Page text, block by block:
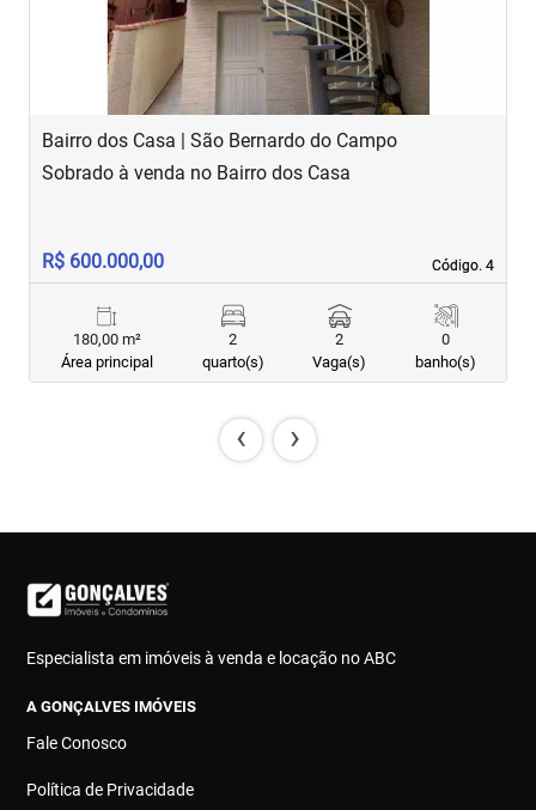
Bairro dos Casa | São Bernardo do Campo
Código. 4
Código. 4
Sobrado à venda no Bairro dos Casa
R$ 600.000,00
180,00 m²
Área principal
2
quarto(s)
2
Vaga(s)
0
banho(s)
‹ ›
Especialista em imóveis à venda e locação no ABC
A GONÇALVES IMÓVEIS
Fale Conosco
Política de Privacidade